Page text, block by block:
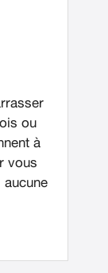
ou
à
vous
aucune